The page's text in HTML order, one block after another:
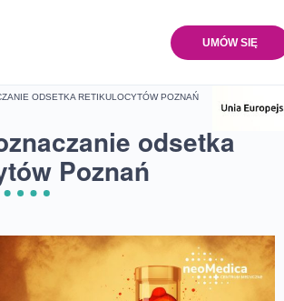
UMÓW SIĘ
ODSETKA RETIKULOCYTÓW POZNAŃ
odsetka
Poznań
Home
Oferta
Cennik
Baza wiedzy
Lokalizacje
Sklep